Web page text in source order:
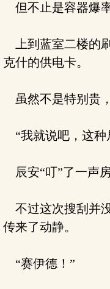
但不止是容器爆
上到蓝室二楼的
克什的供电卡。
虽然不是特别贵
“我就说吧，这种
辰安“叮”了一声
不过这次搜刮并
传来了动静。
“赛伊德！”